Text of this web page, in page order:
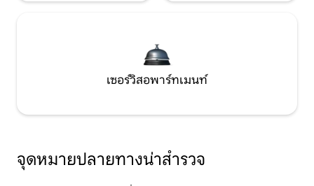
เซอร์วิสอพาร์ทเมนท์
จุดหมายปลายทางน่าสำรวจ